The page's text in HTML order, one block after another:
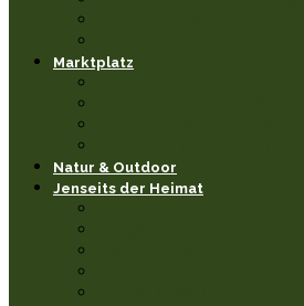
Marktplatz
Natur & Outdoor
Jenseits der Heimat